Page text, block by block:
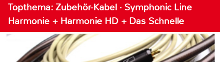
Topthema: Zubehör-Kabel · Symphonic Line
Harmonie + Harmonie HD + Das Schnelle